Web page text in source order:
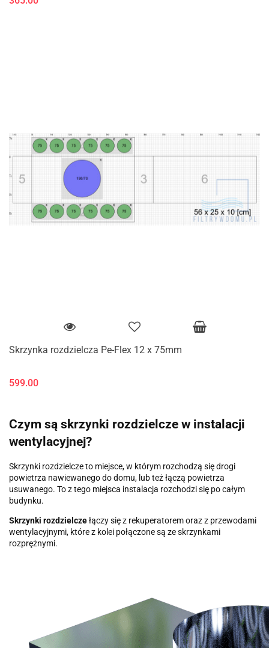
Skrzynka rozdzielcza Pe-Flex 12 x 75mm
599.00
Czym są skrzynki rozdzielcze w instalacji
wentylacyjnej?
Skrzynki rozdzielcze to miejsce, w którym rozchodzą się drogi
powietrza nawiewanego do domu, lub też łączą powietrza
usuwanego. To z tego miejsca instalacja rozchodzi się po całym
budynku.
Skrzynki rozdzielczełączy się z rekuperatorem oraz z przewodami
wentylacyjnymi, które z kolei połączone są ze skrzynkami
rozprężnymi.